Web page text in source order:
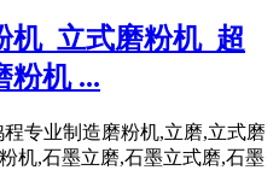
机_立式磨粉机_超
粉机 ...
专业制造磨粉机,立磨,立式磨
机,石墨立磨,石墨立式磨,石墨